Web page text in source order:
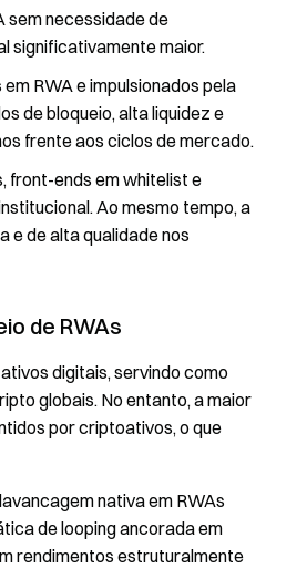
sem necessidade de
significativamente maior.
RWA e impulsionados pela
de bloqueio, alta liquidez e
frente aos ciclos de mercado.
front-ends em whitelist e
Ao mesmo tempo, a
e de alta qualidade nos
de RWAs
digitais, servindo como
globais. No entanto, a maior
por criptoativos, o que
nativa em RWAs
de looping ancorada em
rendimentos estruturalmente